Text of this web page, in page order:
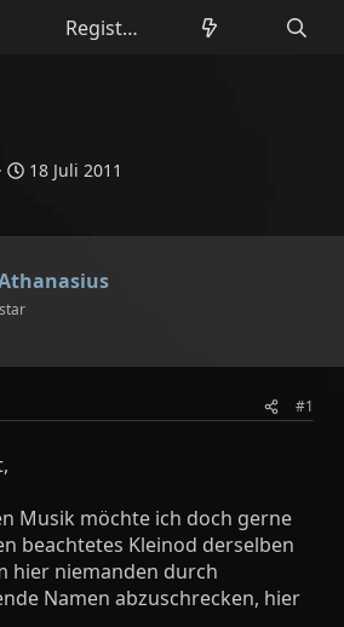
Registrieren
E
t
l
18 Juli 2011
#1
Musik möchte ich doch gerne
beachtetes Kleinod derselben
hier niemanden durch
Namen abzuschrecken, hier